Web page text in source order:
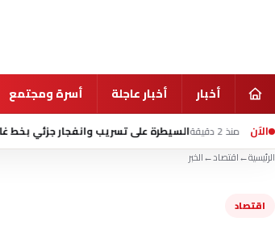
أخبار أخبار عاجلة أسرة ومجتمع
الآن على تسريب وانفجار جزئي بخط غاز أسفل ترعة
الرئيسية←اقتصاد←الخبر
اقتصاد